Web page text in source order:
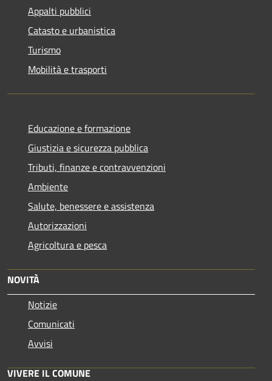
Appalti pubblici
Catasto e urbanistica
Turismo
Mobilità e trasporti
Educazione e formazione
Giustizia e sicurezza pubblica
Tributi, finanze e contravvenzioni
Ambiente
Salute, benessere e assistenza
Autorizzazioni
Agricoltura e pesca
NOVITÀ
Notizie
Comunicati
Avvisi
VIVERE IL COMUNE